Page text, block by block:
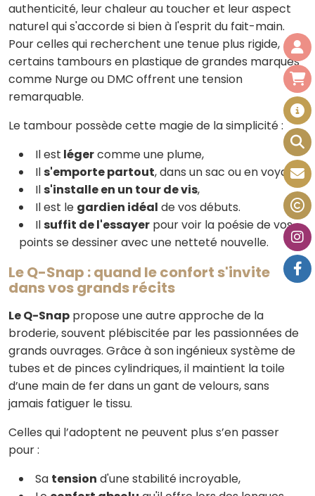
authenticité, leur chaleur au toucher et leur aspect
naturel qui s'accorde si bien à l'esprit du fait-main.
Pour celles qui recherchent une tenue plus rigide,
certains tambours en plastique de grandes marques
comme Nurge ou DMC offrent une tension
remarquable.
Le tambour possède cette magie de la simplicité :
Il est légercomme une plume,
Ils'emporte partout, dans un sac ou en voyage,
Ils'installe en un tour de vis,
Il est le gardien idéal de vos débuts.
Ilsuffit de l'essayer pour voir la poésie de vos
points se dessiner avec une netteté nouvelle.
Le Q-Snap : quand le confort s'invite
dans vos grands récits
Le Q-Snap propose une autre approche de la
broderie, souvent plébiscitée par les passionnées de
grands ouvrages. Grâce à son ingénieux système de
tubes et de pinces cylindriques, il maintient la toile
d’une main de fer dans un gant de velours, sans
jamais fatiguer le tissu.
Celles qui l’adoptent ne peuvent plus s’en passer
pour :
Sa tension d'une stabilité incroyable,